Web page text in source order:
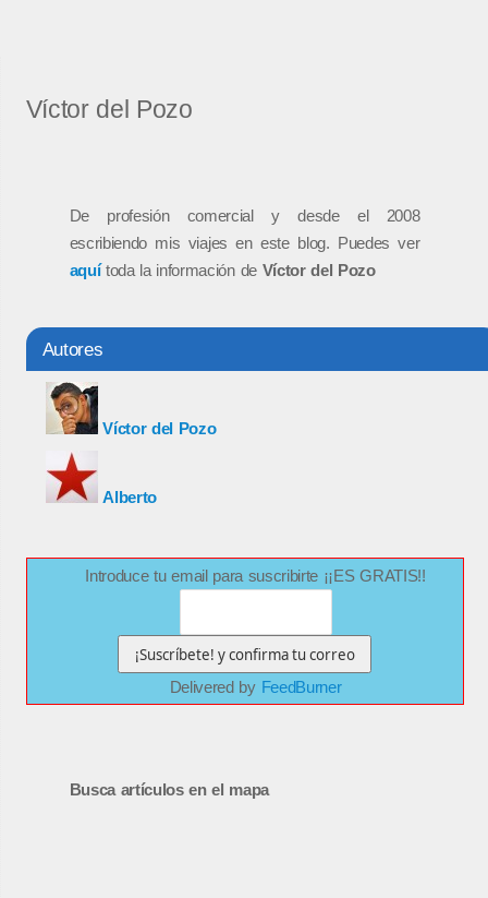
Víctor del Pozo
De profesión comercial y desde el 2008
escribiendo mis viajes en este blog. Puedes ver
aquítoda la información de Víctor del Pozo
Autores
Víctor del Pozo
Alberto
Introduce tu email para suscribirte ¡¡ES GRATIS!!
Delivered by FeedBurner
Busca artículos en el mapa